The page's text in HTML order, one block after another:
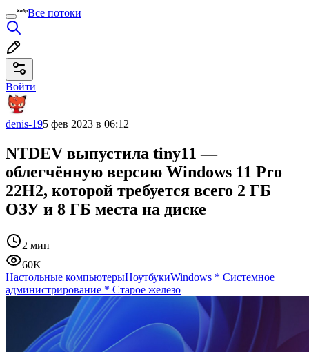
Все потоки
Войти
denis-195 фев 2023 в 06:12
NTDEV выпустила tiny11 —
облегчённую версию Windows 11 Pro
22H2, которой требуется всего 2 ГБ
ОЗУ и 8 ГБ места на диске
2 мин
60K
Настольные компьютерыНоутбукиWindows * Системное
администрирование * Старое железо